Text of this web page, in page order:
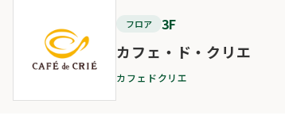
フロア 3F
カフェ・ド・クリエ
カフェドクリエ